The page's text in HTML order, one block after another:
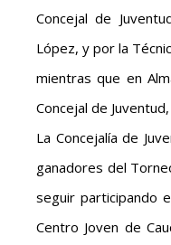
Concejal de
López, y por la
mientras que en
Concejal de
La Concejalía de
ganadores del
seguir participando
Centro Joven de